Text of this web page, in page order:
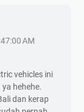
AM
vehicles ini
hehehe.
dan kerap